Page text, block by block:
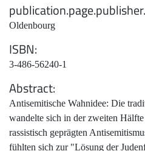
Oldenbourg
ISBN
3-486-56240-1
Abstract
Antisemitische Wahnidee: Die
wandelte sich in der zweiten
rassistisch geprägten
fühlten sich zur "Lösung der